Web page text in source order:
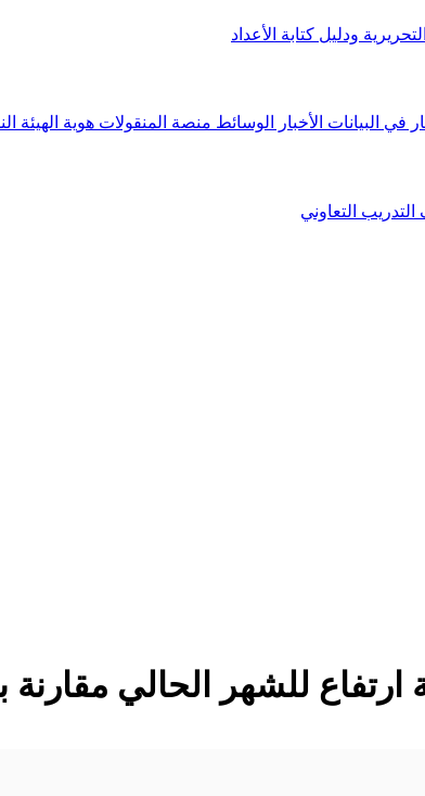
ودليل كتابة الأعداد
في البيانات الأخبار الوسائط منصة المنقولات هوية الهيئة
التدريب التعاوني
للشهر الحالي مقارنة